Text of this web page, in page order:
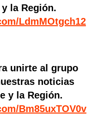
la Región.
LdmMOtgch12
unirte al grupo
noticias
y la Región.
Bm85uxTOV0v